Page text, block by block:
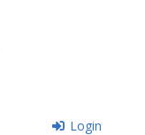
Login